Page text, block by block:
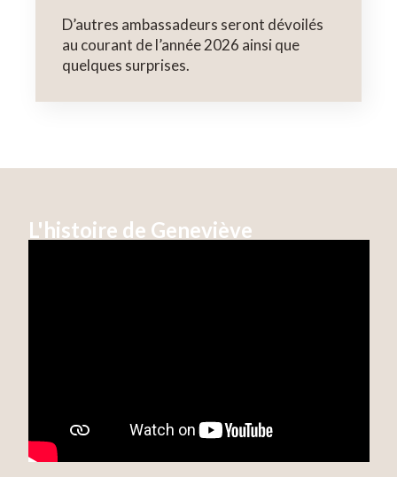
D’autres ambassadeurs seront dévoilés
au courant de l’année 2026 ainsi que
quelques surprises.
L'histoire de Geneviève